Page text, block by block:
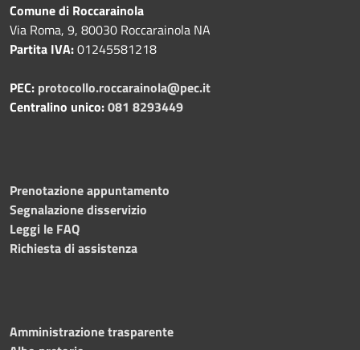
Comune di Roccarainola
Via Roma, 9, 80030 Roccarainola NA
Partita IVA:01245581218
PEC: protocollo.roccarainola@pec.it
Centralino unico:081 8293449
Prenotazione appuntamento
Segnalazione disservizio
Leggi le FAQ
Richiesta di assistenza
Amministrazione trasparente